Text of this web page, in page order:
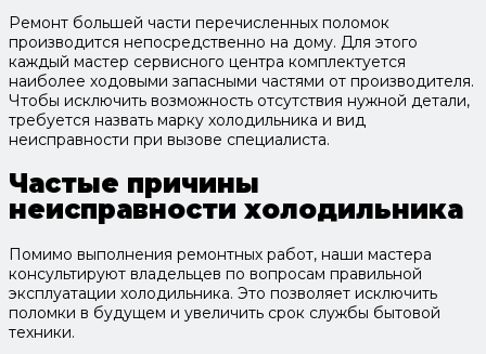
Ремонт большей части перечисленных поломок
производится непосредственно на дому. Для этого
каждый мастер сервисного центра комплектуется
наиболее ходовыми запасными частями от производителя.
Чтобы исключить возможность отсутствия нужной детали,
требуется назвать марку холодильника и вид
неисправности при вызове специалиста.
Частые причины
неисправности холодильника
Помимо выполнения ремонтных работ, наши мастера
консультируют владельцев по вопросам правильной
эксплуатации холодильника. Это позволяет исключить
поломки в будущем и увеличить срок службы бытовой
техники.